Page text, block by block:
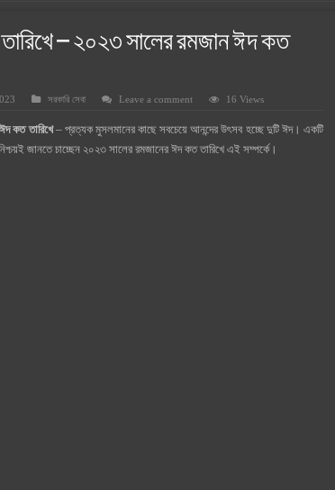
২০২৫
– ২০২৩ সালের রমজান ঈদ কত
সরকারি সেবা Leave a comment 16 Views
কত তারিখে– প্রত্যক মুসলমানের কাছে সবচেয়ে আনন্দের উৎসব হচ্ছে দুটি ঈদ। একটি
জানতে চাচ্ছেন ২০২৩ সালের রমজানের ঈদ কত তারিখে এই সম্পর্কে।